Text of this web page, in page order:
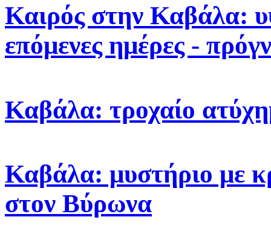
Καιρός στην Καβάλα:
επόμενες ημέρες -
Καβάλα: τροχαίο
Καβάλα: μυστήριο με
στον Βύρωνα